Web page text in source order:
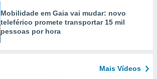
Mobilidade em Gaia vai mudar: novo
teleférico promete transportar 15 mil
pessoas por hora
Mais Vídeos